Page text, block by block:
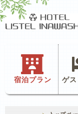
宿泊プラン ゲ